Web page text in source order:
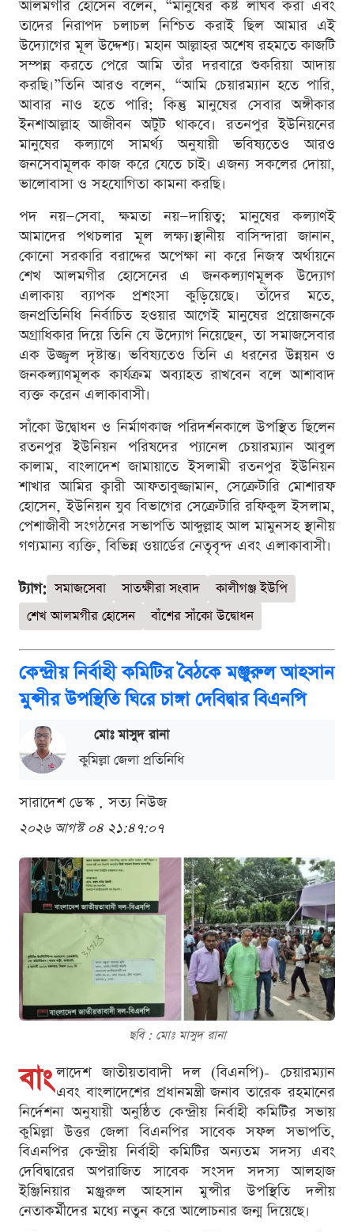
আলমগীর হোসেন বলেন, “মানুষের কষ্ট লাঘব করা এবং
তাদের নিরাপদ চলাচল নিশ্চিত করাই ছিল আমার এই
উদ্যোগের মূল উদ্দেশ্য। মহান আল্লাহর অশেষ রহমতে কাজটি
সম্পন্ন করতে পেরে আমি তাঁর দরবারে শুকরিয়া আদায়
করছি।”তিনি আরও বলেন, “আমি চেয়ারম্যান হতে পারি,
আবার নাও হতে পারি; কিন্তু মানুষের সেবার অঙ্গীকার
ইনশাআল্লাহ আজীবন অটুট থাকবে। রতনপুর ইউনিয়নের
মানুষের কল্যাণে সামর্থ্য অনুযায়ী ভবিষ্যতেও আরও
জনসেবামূলক কাজ করে যেতে চাই। এজন্য সকলের দোয়া,
ভালোবাসা ও সহযোগিতা কামনা করছি।
পদ নয়—সেবা, ক্ষমতা নয়—দায়িত্ব; মানুষের কল্যাণই
আমাদের পথচলার মূল লক্ষ্য।স্থানীয় বাসিন্দারা জানান,
কোনো সরকারি বরাদ্দের অপেক্ষা না করে নিজস্ব অর্থায়নে
শেখ আলমগীর হোসেনের এ জনকল্যাণমূলক উদ্যোগ
এলাকায় ব্যাপক প্রশংসা কুড়িয়েছে। তাঁদের মতে,
জনপ্রতিনিধি নির্বাচিত হওয়ার আগেই মানুষের প্রয়োজনকে
অগ্রাধিকার দিয়ে তিনি যে উদ্যোগ নিয়েছেন, তা সমাজসেবার
এক উজ্জ্বল দৃষ্টান্ত। ভবিষ্যতেও তিনি এ ধরনের উন্নয়ন ও
জনকল্যাণমূলক কার্যক্রম অব্যাহত রাখবেন বলে আশাবাদ
ব্যক্ত করেন এলাকাবাসী।
সাঁকো উদ্বোধন ও নির্মাণকাজ পরিদর্শনকালে উপস্থিত ছিলেন
রতনপুর ইউনিয়ন পরিষদের প্যানেল চেয়ারম্যান আবুল
কালাম, বাংলাদেশ জামায়াতে ইসলামী রতনপুর ইউনিয়ন
শাখার আমির ক্বারী আফতাবুজ্জামান, সেক্রেটারি মোশারফ
হোসেন, ইউনিয়ন যুব বিভাগের সেক্রেটারি রফিকুল ইসলাম,
পেশাজীবী সংগঠনের সভাপতি আব্দুল্লাহ আল মামুনসহ স্থানীয়
গণ্যমান্য ব্যক্তি, বিভিন্ন ওয়ার্ডের নেতৃবৃন্দ এবং এলাকাবাসী।
ট্যাগ: সমাজসেবা সাতক্ষীরা সংবাদ
কালীগঞ্জ ইউপি
শেখ আলমগীর হোসেন
বাঁশের সাঁকো উদ্বোধন
কেন্দ্রীয় নির্বাহী কমিটির বৈঠকে মঞ্জুরুল আহসান
মুন্সীর উপস্থিতি ঘিরে চাঙ্গা দেবিদ্বার বিএনপি
মোঃ মাসুদ রানা
কুমিল্লা জেলা প্রতিনিধি
সারাদেশ ডেস্ক . সত্য নিউজ
২০২৬ আগস্ট ০৪ ২১:৪৭:০৭
ছবি : মোঃ মাসুদ রানা
বাং লাদেশ জাতীয়তাবাদী দল (বিএনপি)- চেয়ারম্যান
এবং বাংলাদেশের প্রধানমন্ত্রী জনাব তারেক রহমানের
নির্দেশনা অনুযায়ী অনুষ্ঠিত কেন্দ্রীয় নির্বাহী কমিটির সভায়
কুমিল্লা উত্তর জেলা বিএনপির সাবেক সফল সভাপতি,
বিএনপির কেন্দ্রীয় নির্বাহী কমিটির অন্যতম সদস্য এবং
দেবিদ্বারের অপরাজিত সাবেক সংসদ সদস্য আলহাজ
ইঞ্জিনিয়ার মঞ্জুরুল আহসান মুন্সীর উপস্থিতি দলীয়
নেতাকর্মীদের মধ্যে নতুন করে আলোচনার জন্ম দিয়েছে।